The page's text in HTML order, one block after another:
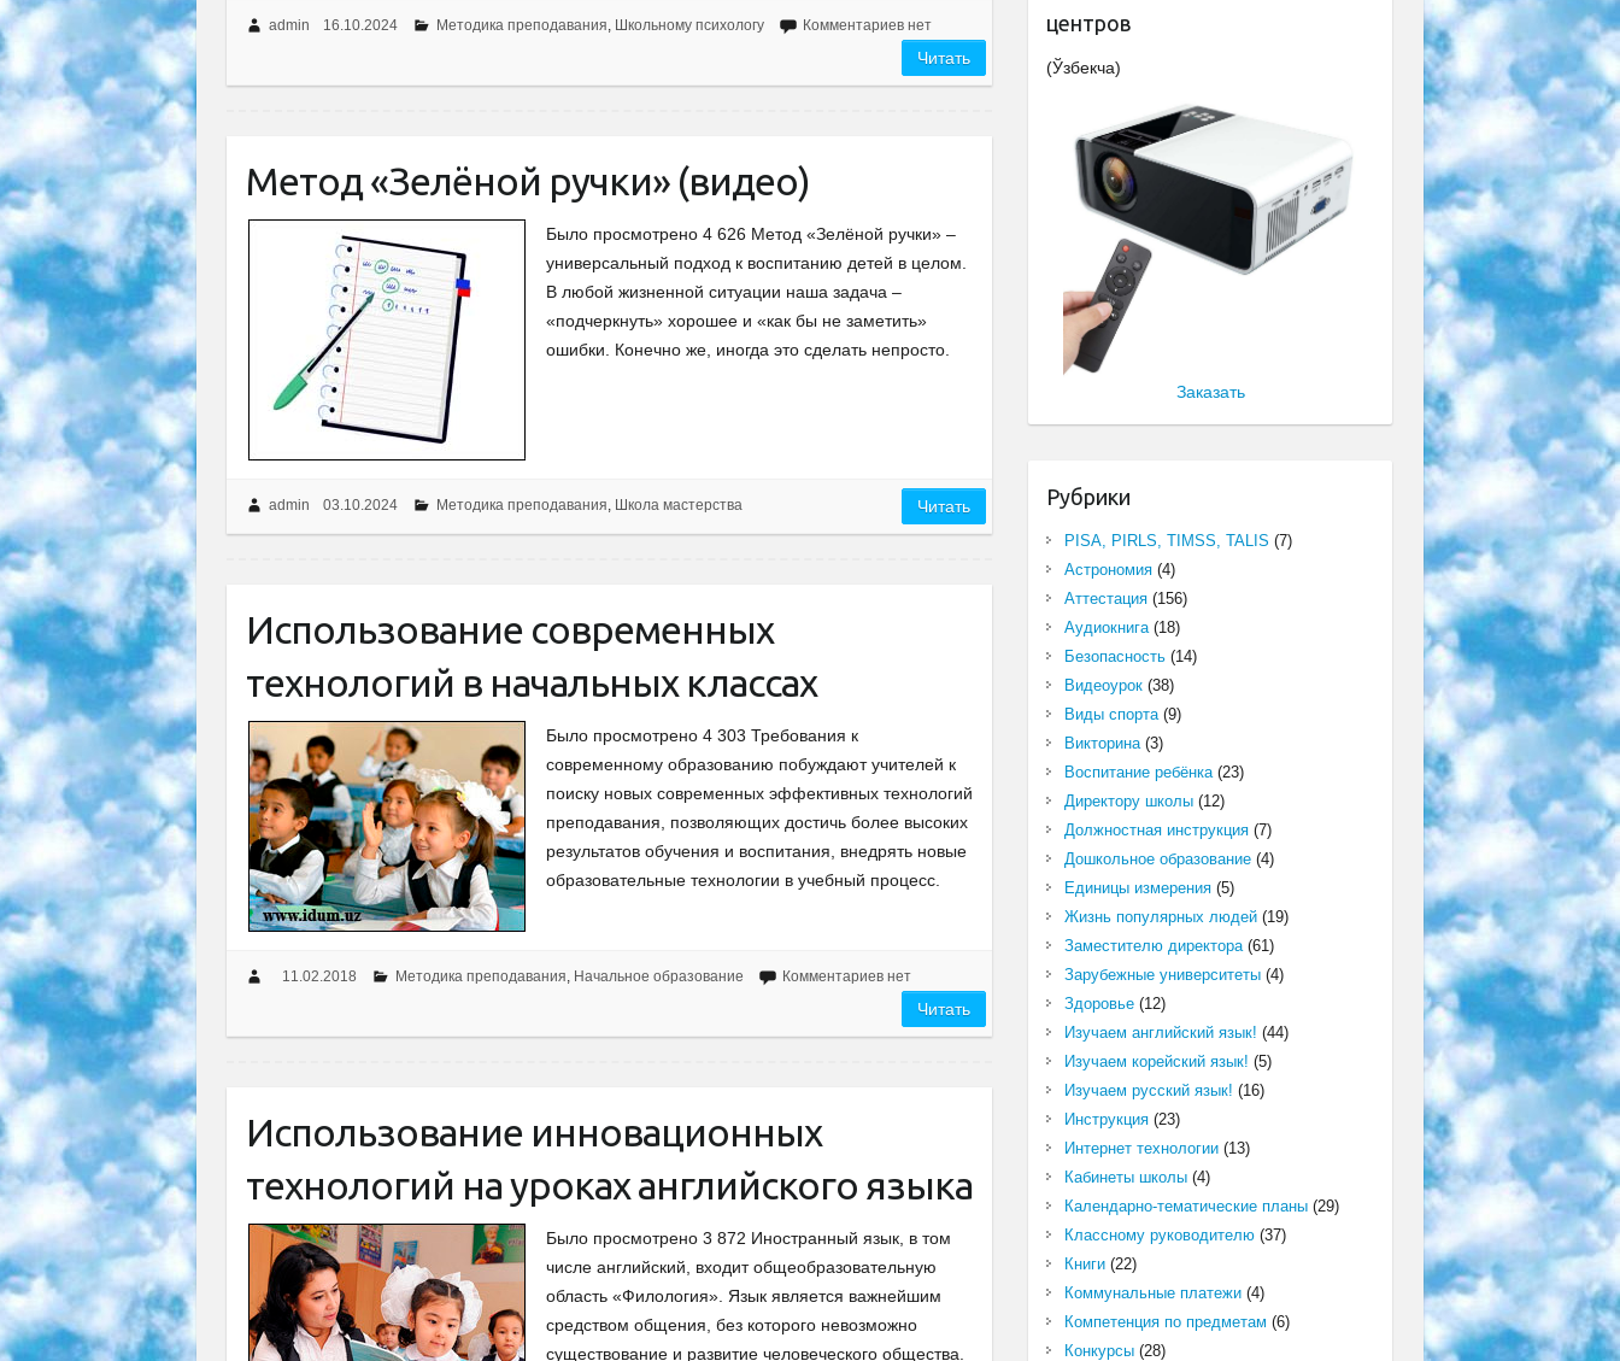
admin 16.10.2024 Методика преподавания, Школьному психологу Комментариев нет
Читать
Метод «Зелёной ручки» (видео)
Было просмотрено 4 626 Метод «Зелёной ручки» –
универсальный подход к воспитанию детей в целом.
В любой жизненной ситуации наша задача –
«подчеркнуть» хорошее и «как бы не заметить»
ошибки. Конечно же, иногда это сделать непросто.
admin 03.10.2024 Методика преподавания, Школа мастерства Читать
Использование современных
технологий в начальных классах
Было просмотрено 4 303 Требования к
современному образованию побуждают учителей к
поиску новых современных эффективных технологий
преподавания, позволяющих достичь более высоких
результатов обучения и воспитания, внедрять новые
образовательные технологии в учебный процесс.
11.02.2018 Методика преподавания, Начальное образование Комментариев нет
Читать
Использование инновационных
технологий на уроках английского языка
Было просмотрено 3 872 Иностранный язык, в том
числе английский, входит общеобразовательную
область «Филология». Язык является важнейшим
средством общения, без которого невозможно
существование и развитие человеческого общества.
центров
(Ўзбекча)
Заказать
Рубрики
PISA, PIRLS, TIMSS, TALIS (7)
Астрономия(4)
Аттестация(156)
Аудиокнига(18)
Безопасность(14)
Видеоурок(38)
Виды спорта(9)
Викторина(3)
Воспитание ребёнка(23)
Директору школы(12)
Должностная инструкция(7)
Дошкольное образование(4)
Единицы измерения(5)
Жизнь популярных людей(19)
Заместителю директора(61)
Зарубежные университеты(4)
Здоровье(12)
Изучаем английский язык! (44)
Изучаем корейский язык! (5)
Изучаем русский язык! (16)
Инструкция(23)
Интернет технологии(13)
Кабинеты школы(4)
Календарно-тематические планы(29)
Классному руководителю(37)
Книги(22)
Коммунальные платежи(4)
Компетенция по предметам (6)
Конкурсы(28)